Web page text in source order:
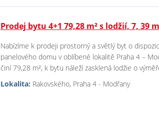
Prodej bytu 4+1 79,28 m² s lodžií, 7, 39
Nabízíme k prodeji prostorný a světlý byt o
panelového domu v oblíbené lokalitě Praha 4 –
činí 79,28 m², k bytu náleží zasklená lodžie o
Lokalita: Rakovského, Praha 4 - Modřany